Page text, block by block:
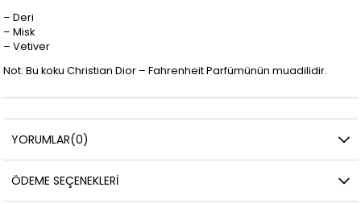
– Deri
– Misk
– Vetiver
Not: Bu koku Christian Dior – Fahrenheit Parfümünün muadilidir.
YORUMLAR(0)
ÖDEME SEÇENEKLERI